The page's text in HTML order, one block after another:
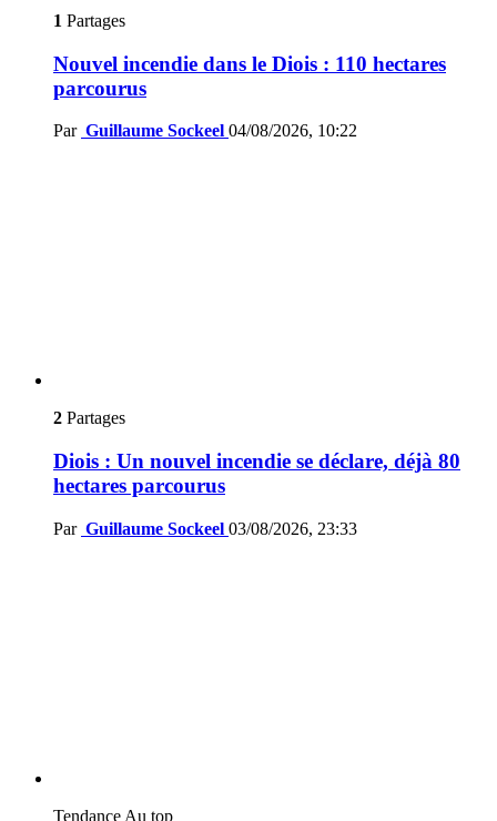
1 Partages
Nouvel incendie dans le Diois : 110 hectares
parcourus
Par Guillaume Sockeel 04/08/2026, 10:22
2 Partages
Diois : Un nouvel incendie se déclare, déjà 80
hectares parcourus
Par Guillaume Sockeel 03/08/2026, 23:33
Tendance Au top